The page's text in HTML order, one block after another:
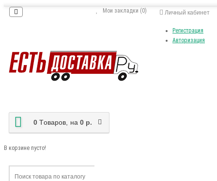
Личный кабинет
Регистрация
Авторизация
Мои закладки (0)
0 Tоваров, на 0 р.
В корзине пусто!